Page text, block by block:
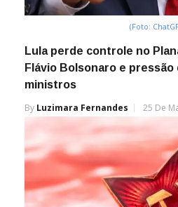
(Foto:
Lula perde controle no
Flávio Bolsonaro e
ministros
By Luzimara Fernandes 25 De